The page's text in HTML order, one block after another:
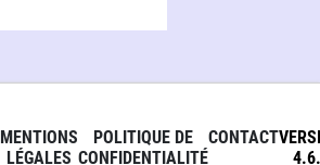
MENTIONS
LÉGALES
POLITIQUE DE
CONFIDENTIALITÉ
CONTACT